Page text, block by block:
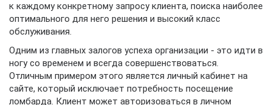
к каждому конкретному запросу клиента, поиска наиболее
оптимального для него решения и высокий класс
обслуживания.
Одним из главных залогов успеха организации - это идти в
ногу со временем и всегда совершенствоваться.
Отличным примером этого является личный кабинет на
сайте, который исключает потребность посещение
ломбарда. Клиент может авторизоваться в личном